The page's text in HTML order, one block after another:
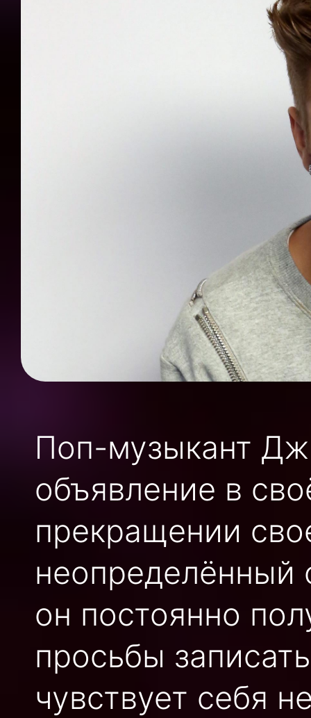
Поп-музыкант
объявление в
прекращении
неопределённый
он постоянно
просьбы
чувствует себя